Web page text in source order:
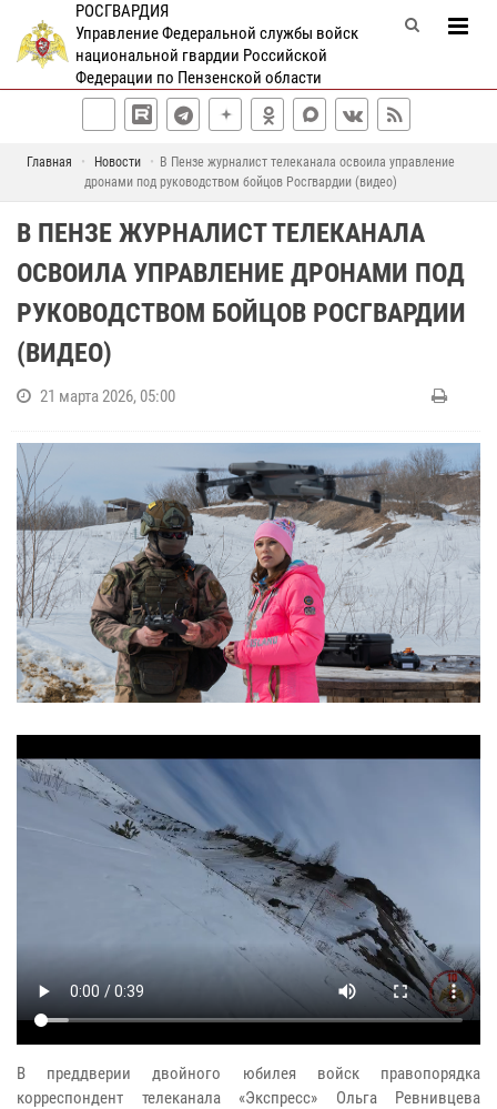
РОСГВАРДИЯ
Управление Федеральной службы войск
национальной гвардии Российской
Федерации по Пензенской области
Главная Новости
В Пензе журналист телеканала освоила управление
дронами под руководством бойцов Росгвардии (видео)
В ПЕНЗЕ ЖУРНАЛИСТ ТЕЛЕКАНАЛА
ОСВОИЛА УПРАВЛЕНИЕ ДРОНАМИ ПОД
РУКОВОДСТВОМ БОЙЦОВ РОСГВАРДИИ
(ВИДЕО)
21 марта 2026, 05:00
В преддверии двойного юбилея войск правопорядка
корреспондент телеканала «Экспресс» Ольга Ревнивцева